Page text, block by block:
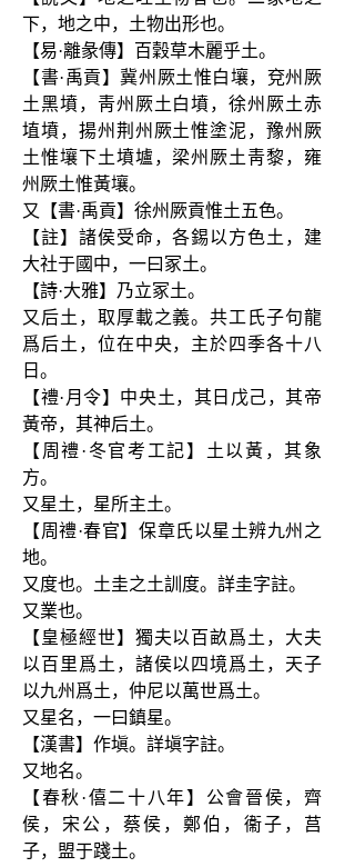
下，地之中，土物出形也。
【易·離彖傳】百穀草木麗乎土。
【書·禹貢】冀州厥土惟白壤，兗州厥
土黑墳，靑州厥土白墳，徐州厥土赤
埴墳，揚州荆州厥土惟塗泥，豫州厥
土惟壤下土墳壚，梁州厥土靑黎，雍
州厥土惟黃壤。
又【書·禹貢】徐州厥貢惟土五色。
【註】諸侯受命，各錫以方色土，建
大社于國中，一曰冢土。
【詩·大雅】乃立冢土。
又后土，取厚載之義。共工氏子句龍
爲后土，位在中央，主於四季各十八
日。
【禮·月令】中央土，其日戊己，其帝
黃帝，其神后土。
【周禮·冬官考工記】土以黃，其象
方。
又星土，星所主土。
【周禮·春官】保章氏以星土辨九州之
地。
又度也。土圭之土訓度。詳圭字註。
又業也。
【皇極經世】獨夫以百畝爲土，大夫
以百里爲土，諸侯以四境爲土，天子
以九州爲土，仲尼以萬世爲土。
又星名，一曰鎮星。
【漢書】作塡。詳塡字註。
又地名。
【春秋·僖二十八年】公會晉侯，齊
侯，宋公，蔡侯，鄭伯，衞子，莒
子，盟于踐土。